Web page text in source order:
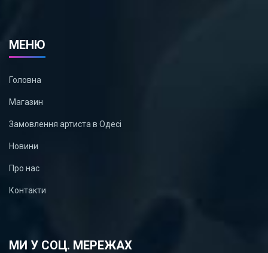
МЕНЮ
Головна
Магазин
Замовлення артиста в Одесі
Новини
Про нас
Контакти
МИ У СОЦ. МЕРЕЖАХ